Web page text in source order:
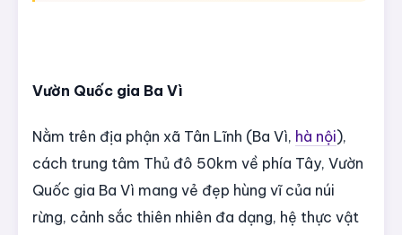
Vườn Quốc gia Ba Vì
Nằm trên địa phận xã Tân Lĩnh (Ba Vì, hà nội),
cách trung tâm Thủ đô 50km về phía Tây, Vườn
Quốc gia Ba Vì mang vẻ đẹp hùng vĩ của núi
rừng, cảnh sắc thiên nhiên đa dạng, hệ thực vật